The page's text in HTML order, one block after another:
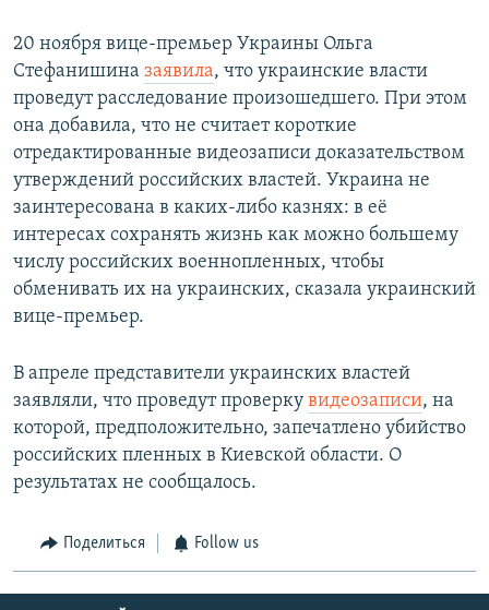
20 ноября вице-премьер Украины Ольга
Стефанишина заявила, что украинские власти
проведут расследование произошедшего. При этом
она добавила, что не считает короткие
отредактированные видеозаписи доказательством
утверждений российских властей. Украина не
заинтересована в каких-либо казнях: в её
интересах сохранять жизнь как можно большему
числу российских военнопленных, чтобы
обменивать их на украинских, сказала украинский
вице-премьер.
В апреле представители украинских властей
заявляли, что проведут проверку видеозаписи, на
которой, предположительно, запечатлено убийство
российских пленных в Киевской области. О
результатах не сообщалось.
Поделиться Follow us